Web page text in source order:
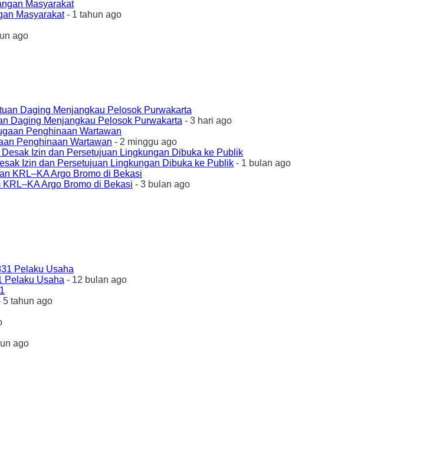
Masyarakat- 1 tahun ago
ago
Daging Menjangkau Pelosok Purwakarta - 3 hari ago
Penghinaan Wartawan - 2 minggu ago
Izin dan Persetujuan Lingkungan Dibuka ke Publik - 1 bulan ago
Argo Bromo di Bekasi - 3 bulan ago
Pelaku Usaha - 12 bulan ago
5 tahun ago
ago